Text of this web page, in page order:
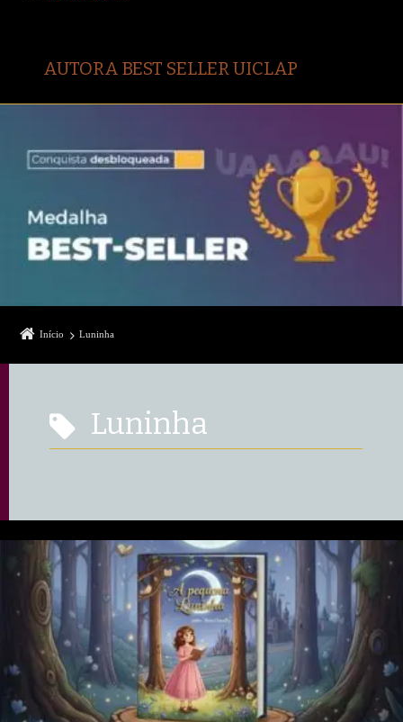
AUTORA BEST SELLER UICLAP
Início Luninha
Luninha